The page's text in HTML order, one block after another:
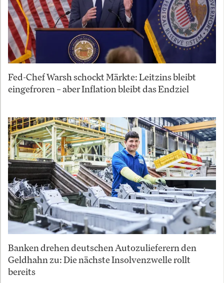
Fed-Chef Warsh schockt Märkte: Leitzins bleibt
eingefroren – aber Inflation bleibt das Endziel
Banken drehen deutschen Autozulieferern den
Geldhahn zu: Die nächste Insolvenzwelle rollt
bereits